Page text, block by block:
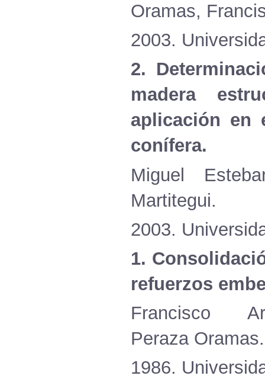
Oramas,
2003.
2.
madera
aplicación en
conífera.
Miguel
Martitegui.
2003.
1.
refuerzos
Francisco
Peraza Oramas.
1986.